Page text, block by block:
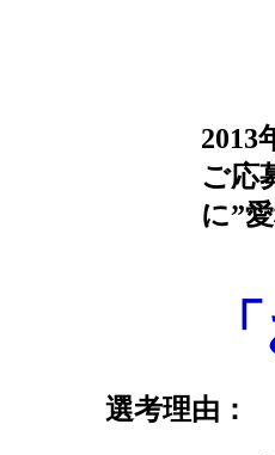
2013
ご応
に”
選考理由：